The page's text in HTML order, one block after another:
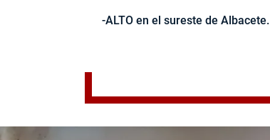
-ALTO en el sureste de Albacete.